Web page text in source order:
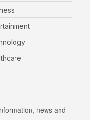
news and